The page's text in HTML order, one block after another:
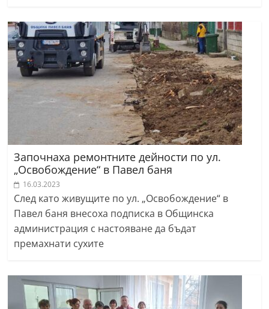
Започнаха ремонтните дейности по ул.
„Освобождение“ в Павел баня
16.03.2023
След като живущите по ул. „Освобождение“ в
Павел баня внесоха подписка в Общинска
администрация с настояване да бъдат
премахнати сухите